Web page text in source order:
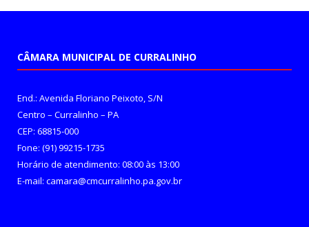
CÂMARA MUNICIPAL DE CURRALINHO
End.: Avenida Floriano Peixoto, S/N
Centro – Curralinho – PA
CEP: 68815-000
Fone: (91) 99215-1735
Horário de atendimento: 08:00 às 13:00
E-mail: camara@cmcurralinho.pa.gov.br